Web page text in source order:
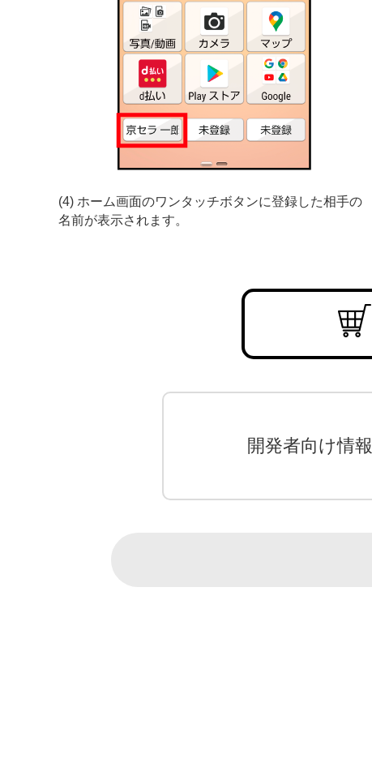
(4) ホーム画面のワンタッチボタンに登録した相手の
名前が表示されます。
開発者向け情報